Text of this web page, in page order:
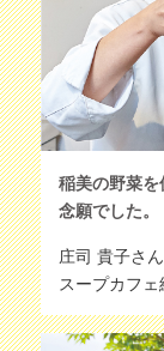
稲美の野菜
念願でした。
庄司 貴子さん
スープカフェ